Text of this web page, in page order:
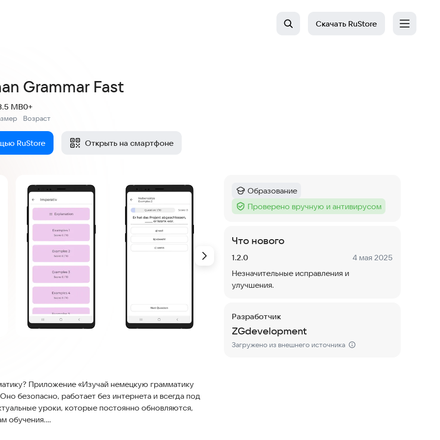
Скачать RuStore
Grammar Fast
MB
Возраст
0+
RuStore Открыть на смартфоне
Приложение «Изучай немецкую грамматику
безопасно, работает без интернета и всегда под
уроки, которые постоянно обновляются,
обучения.
Категория:
Образование
Тег :
Проверено вручную и антивирусом
Что нового
Версия:
1.2.0 Дата:
4 мая 2025
Незначительные исправления и
улучшения.
Разработчик
ZGdevelopment
Загружено из внешнего источника